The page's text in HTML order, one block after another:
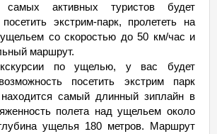
активных туристов будет
экстрим-парк, пролететь на
со скоростью до 50 км/час и
маршрут.
по ущелью, у вас будет
посетить экстрим парк
самый длинный зиплайн в
полета над ущельем около
ущелья 180 метров. Маршрут